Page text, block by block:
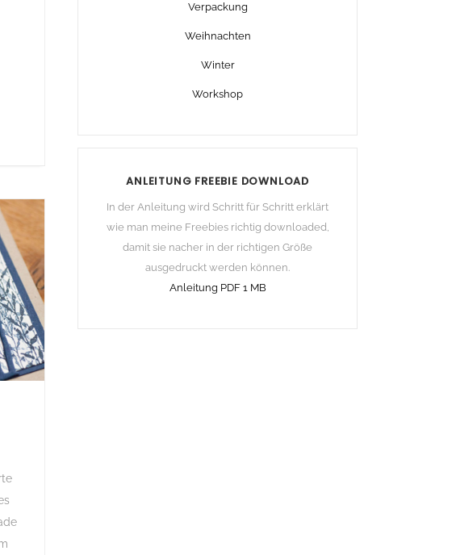
Verpackung
Weihnachten
Winter
Workshop
ANLEITUNG FREEBIE DOWNLOAD
In der Anleitung wird Schritt für Schritt erklärt
wie man meine Freebies richtig downloaded,
damit sie nacher in der richtigen Größe
ausgedruckt werden können.
Anleitung PDF 1 MB